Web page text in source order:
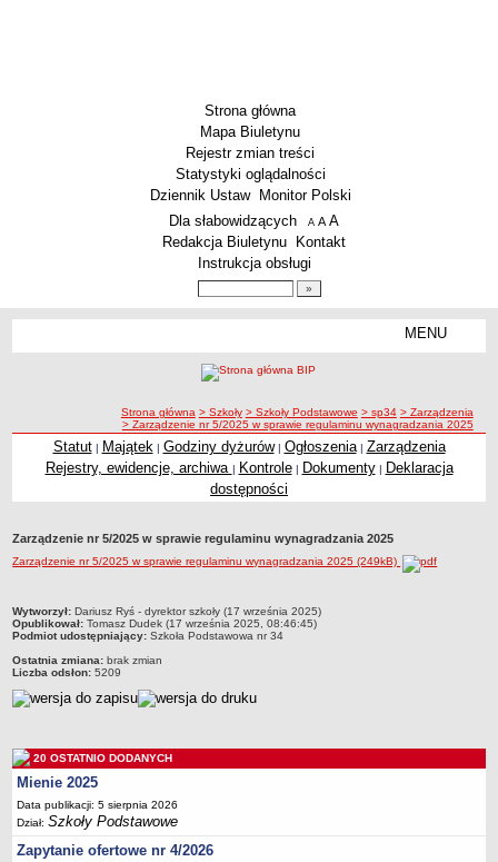
Strona główna
Mapa Biuletynu
Rejestr zmian treści
Statystyki oglądalności
Dziennik Ustaw
Monitor Polski
Menu dodatkowe
Dla słabowidzących A pomniejsz czcionkę
A standardowy rozmiar czcionki
A
Redakcja Biuletynu
Kontakt
Instrukcja obsługi
MENU
Zespoły Szkół
Techniczne Zakłady Naukowe
ARCHIWUM SZKÓŁ I PLACÓWEK
Zlikwidowane gimnazja
Wielofunkcyjna Placówka
Specjalny Ośrodek nr 1
Specjalny Ośrodek nr 5
Dane podstawowe
Statut
Majątek
Godziny dyżurów
ścieżka nawigacji
Strona główna > Szkoły > Szkoły Podstawowe > sp34 > Zarządzenia
> Zarządzenie nr 5/2025 w sprawie regulaminu wynagradzania 2025
Statut| Majątek | Godziny dyżurów| Ogłoszenia| Zarządzenia
Rejestry, ewidencje, archiwa | Kontrole| Dokumenty| Deklaracja
dostępności
Zarządzenie nr 5/2025 w sprawie regulaminu wynagradzania 2025
Zarządzenie nr 5/2025 w sprawie regulaminu wynagradzania 2025 (249kB)
metryczka
Wytworzył: Dariusz Ryś - dyrektor szkoły (17 września 2025)
Opublikował: Tomasz Dudek (17 września 2025, 08:46:45)
Podmiot udostępniający: Szkoła Podstawowa nr 34
Ostatnia zmiana: brak zmian
Liczba odsłon: 5209
20 OSTATNIO DODANYCH
Mienie 2025
Data publikacji: 5 sierpnia 2026
Dział:Szkoły Podstawowe
Zapytanie ofertowe nr 4/2026